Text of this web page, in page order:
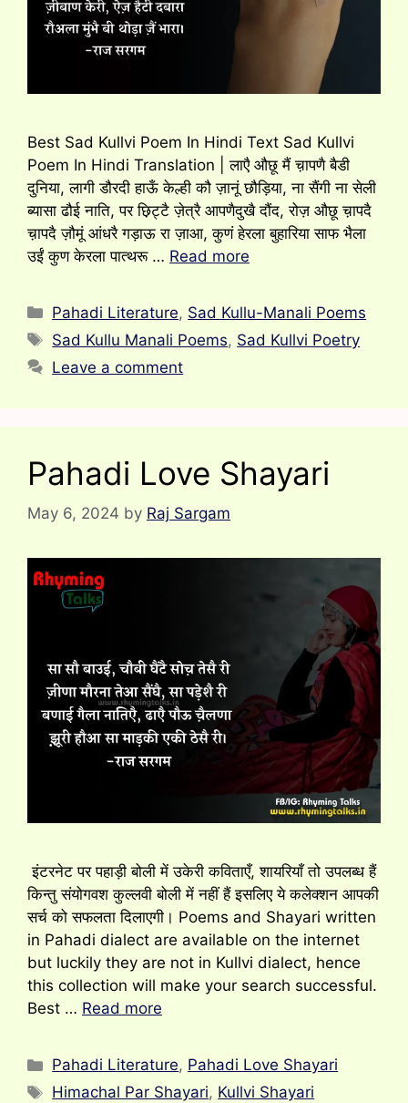
Best Sad Kullvi Poem In Hindi Text Sad Kullvi
Poem In Hindi Translation | लाएै औछू मैं च़ापणै बैडी
दुनिया, लागी डौरदी हाऊँ केल्ही कौ ज़ानूं छौड़िया, ना सैंगी ना सेली
ब्यासा ढौई नाति, पर छ़िट्टै ज़ेत्रै आपणैदुखै दौंद, रोज़ औछू च़ापदै
च़ापदै ज़ौमूं आंधरै गड़ाऊ रा ज़ाआ, कुणं हेरला बुहारिया साफ भैला
उईं कुण केरला पात्थरू … Read more
Categories
Pahadi Literature, Sad Kullu-Manali Poems
Tags
Sad Kullu Manali Poems, Sad Kullvi Poetry
Leave a comment
Pahadi Love Shayari
May 6, 2024 by Raj Sargam
इंटरनेट पर पहाड़ी बोली में उकेरी कविताएँ, शायरियाँ तो उपलब्ध हैं
किन्तु संयोगवश कुल्लवी बोली में नहीं हैं इसलिए ये कलेक्शन आपकी
सर्च को सफलता दिलाएगी। Poems and Shayari written
in Pahadi dialect are available on the internet
but luckily they are not in Kullvi dialect, hence
this collection will make your search successful.
Best … Read more
Categories
Pahadi Literature, Pahadi Love Shayari
Tags
Himachal Par Shayari, Kullvi Shayari